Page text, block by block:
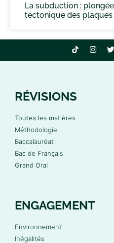
La subduction :
tectonique des plaques
RÉVISIONS
Toutes les matières
Méthodologie
Baccalauréat
Bac de Français
Grand Oral
ENGAGEMENT
Environnement
Inégalités